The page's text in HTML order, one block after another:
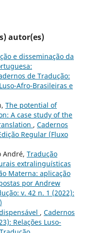
autor(es)
e disseminação da
de Tradução:
Afro-Brasileiras e
The potential of
A case study of the
, Cadernos
Regular (Fluxo
André, Tradução
extralinguísticas
Materna: aplicação
por Andrew
v. 42 n. 1 (2022):
, Cadernos
Relações Luso-